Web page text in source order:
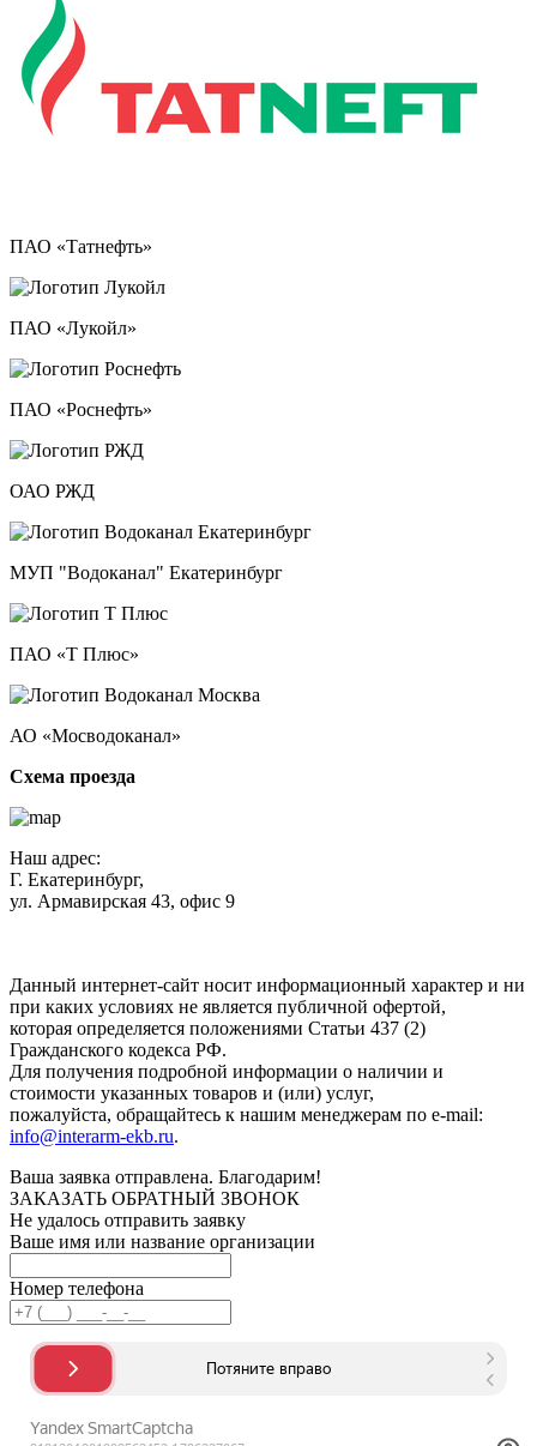
ПАО «Татнефть»
ПАО «Лукойл»
ПАО «Роснефть»
ОАО РЖД
МУП "Водоканал" Екатеринбург
ПАО «Т Плюс»
АО «Мосводоканал»
Схема проезда
Наш адрес:
Г. Екатеринбург,
ул. Армавирская 43, офис 9
Данный интернет-сайт носит информационный характер и ни
при каких условиях не является публичной офертой,
которая определяется положениями Статьи 437 (2)
Гражданского кодекса РФ.
Для получения подробной информации о наличии и
стоимости указанных товаров и (или) услуг,
пожалуйста, обращайтесь к нашим менеджерам по e-mail:
info@interarm-ekb.ru.
Ваша заявка отправлена. Благодарим!
ЗАКАЗАТЬ ОБРАТНЫЙ ЗВОНОК
Не удалось отправить заявку
Ваше имя или название организации
Номер телефона